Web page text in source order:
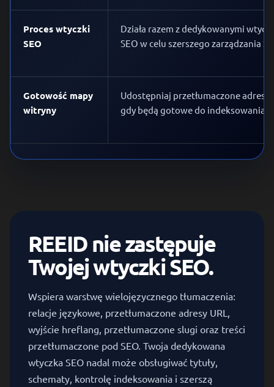
Proces wtyczki
SEO
Działa razem z dedykowanymi
SEO w celu szerszego zarządzania
Gotowość mapy
witryny
Udostępniaj przetłumaczone adresy
gdy będą gotowe do indeksowania.
REEID nie zastępuje
Twojej wtyczki SEO.
Wspiera warstwę wielojęzycznego tłumaczenia:
relacje językowe, przetłumaczone adresy URL,
wyjście hreflang, przetłumaczone slugi oraz treści
przetłumaczone pod SEO. Twoja dedykowana
wtyczka SEO nadal może obsługiwać tytuły,
schematy, kontrolę indeksowania i szerszą